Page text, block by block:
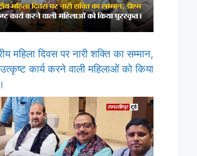
महिला दिवस पर नारी शक्ति का सम्मान,
कार्य करने वाली महिलाओं को किया